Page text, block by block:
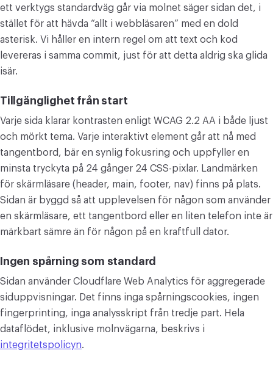
ett verktygs standardväg går via molnet säger sidan det, i
stället för att hävda “allt i webbläsaren” med en dold
asterisk. Vi håller en intern regel om att text och kod
levereras i samma commit, just för att detta aldrig ska glida
isär.
Tillgänglighet från start
Varje sida klarar kontrasten enligt WCAG 2.2 AA i både ljust
och mörkt tema. Varje interaktivt element går att nå med
tangentbord, bär en synlig fokusring och uppfyller en
minsta tryckyta på 24 gånger 24 CSS-pixlar. Landmärken
för skärmläsare (header, main, footer, nav) finns på plats.
Sidan är byggd så att upplevelsen för någon som använder
en skärmläsare, ett tangentbord eller en liten telefon inte är
märkbart sämre än för någon på en kraftfull dator.
Ingen spårning som standard
Sidan använder Cloudflare Web Analytics för aggregerade
siduppvisningar. Det finns inga spårningscookies, ingen
fingerprinting, inga analysskript från tredje part. Hela
dataflödet, inklusive molnvägarna, beskrivs i
integritetspolicyn.